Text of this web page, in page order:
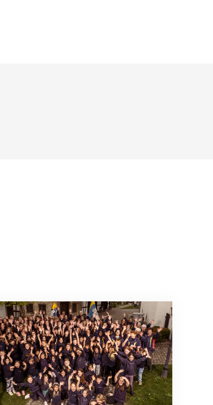
devient une évidence